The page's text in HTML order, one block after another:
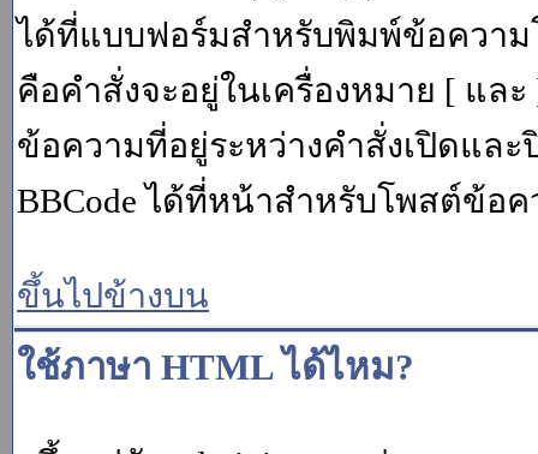
ได้ที่แบบฟอร์มสำหรับพิมพ์ข้อความ
คือคำสั่งจะอยู่ในเครื่องหมาย [ แล
ข้อความที่อยู่ระหว่างคำสั่งเปิดแล
BBCode ได้ที่หน้าสำหรับโพสต์ข้อค
ขึ้นไปข้างบน
ใช้ภาษา HTML ได้ไหม?